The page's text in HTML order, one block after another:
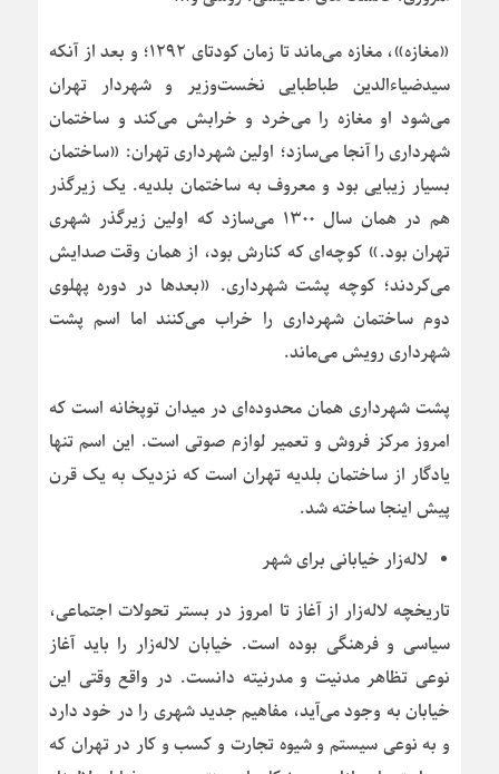
«مغازه»، مغازه می‌ماند تا زمان کودتای ۱۲۹۲؛ و بعد از آنکه
سیدضیاءالدین طباطبایی نخست‌وزیر و شهردار تهران
می‌شود او مغازه را می‌خرد و خرابش می‌کند و ساختمان
شهرداری را آنجا می‌سازد؛ اولین شهرداری تهران: «ساختمان
بسیار زیبایی بود و معروف به ساختمان بلدیه. یک زیرگذر
هم در همان سال ۱۳۰۰ می‌سازد که اولین زیرگذر شهری
تهران بود.» کوچه‌ای که کنارش بود، از همان وقت صدایش
می‌کردند؛ کوچه پشت شهرداری. «بعدها در دوره پهلوی
دوم ساختمان شهرداری را خراب می‌کنند اما اسم پشت
شهرداری رویش می‌ماند.
پشت شهرداری همان محدوده‌ای در میدان توپخانه است که
امروز مرکز فروش و تعمیر لوازم صوتی است. این اسم تنها
یادگار از ساختمان بلدیه تهران است که نزدیک به یک قرن
پیش اینجا ساخته شد.
لاله‌زار خیابانی برای شهر
تاریخچه لاله‌زار از آغاز تا امروز در بستر تحولات اجتماعی،
سیاسی و فرهنگی بوده است. خیابان لاله‌زار را باید آغاز
نوعی تظاهر مدنیت و مدرنیته دانست. در واقع وقتی این
خیابان به وجود می‌آید، مفاهیم جدید شهری را در خود دارد
و به نوعی سیستم و شیوه تجارت و کسب و کار در تهران که